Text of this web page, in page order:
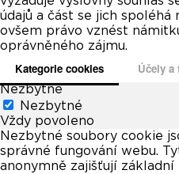
údajů a část se jich spoléhá
ovšem právo vznést
oprávněného zájmu.
Kategorie cookies Účely a
Nezbytné
Nezbytné
Vždy povoleno
Nezbytné soubory cookie
správné fungování webu.
anonymně zajišťují